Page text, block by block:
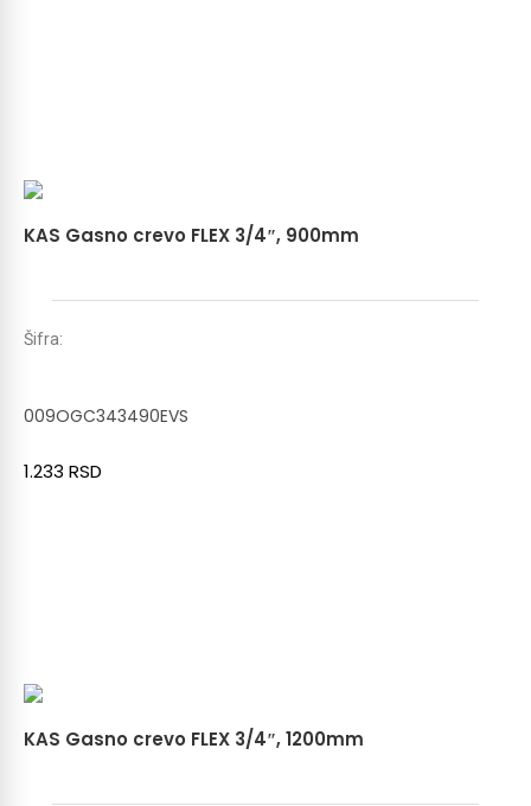
KAS Gasno crevo FLEX 3/4″, 900mm
Šifra:
009OGC343490EVS
1.233 RSD
KAS Gasno crevo FLEX 3/4″, 1200mm